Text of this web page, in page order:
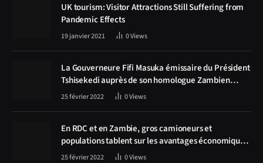
UK tourism: Visitor Attractions Still Suffering from
Pandemic Effects
19 janvier 2021 0Views
La Gouverneure Fifi Masuka émissaire du Président
Tshisekedi auprès de son homologue Zambien
Hichilema, la construction de la route Kolwezi -
25 février 2022 0Views
En RDC et en Zambie, gros camioneurs et
populations tablent sur les avantages économiques
de la route Kolwezi-Solwezi
25 février 2022 0Views